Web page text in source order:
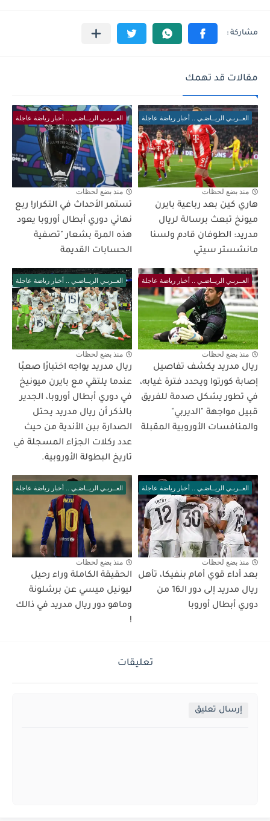
مقالات قد تهمك
العــربـي الريــاضـي .. أخبار رياضة عاجلة
منذ بضع لحظات
هاري كين بعد رباعية بايرن
ميونخ تبعث برسالة لريال
مدريد: الطوفان قادم ولسنا
مانشستر سيتي
العــربـي الريــاضـي .. أخبار رياضة عاجلة
منذ بضع لحظات
تستمر الأحداث في التكرار! ربع
نهائي دوري أبطال أوروبا يعود
هذه المرة بشعار "تصفية
الحسابات القديمة
العــربـي الريــاضـي .. أخبار رياضة عاجلة
منذ بضع لحظات
ريال مدريد يكشف تفاصيل
إصابة كورتوا ويحدد فترة غيابه،
في تطور يشكل صدمة للفريق
قبيل مواجهة "الديربي"
والمنافسات الأوروبية المقبلة
العــربـي الريــاضـي .. أخبار رياضة عاجلة
منذ بضع لحظات
ريال مدريد يواجه اختبارًا صعبًا
عندما يلتقي مع بايرن ميونيخ
في دوري أبطال أوروبا، الجدير
بالذكر أن ريال مدريد يحتل
الصدارة بين الأندية من حيث
عدد ركلات الجزاء المسجلة في
تاريخ البطولة الأوروبية.
العــربـي الريــاضـي .. أخبار رياضة عاجلة
منذ بضع لحظات
بعد أداء قوي أمام بنفيكا، تأهل
ريال مدريد إلى دور الـ16 من
دوري أبطال أوروبا
العــربـي الريــاضـي .. أخبار رياضة عاجلة
منذ بضع لحظات
الحقيقة الكاملة وراء رحيل
ليونيل ميسي عن برشلونة
وماهو دور ريال مدريد في ذالك
!
تعليقات
إرسال تعليق